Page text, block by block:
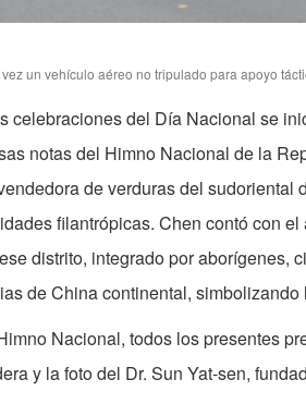
un vehículo aéreo no tripulado para apoyo
celebraciones del Día Nacional se
notas del Himno Nacional de la
de verduras del sudoriental
filantrópicas. Chen contó con
distrito, integrado por aborígenes,
de China continental,
Nacional, todos los presentes
y la foto del Dr. Sun Yat-sen,